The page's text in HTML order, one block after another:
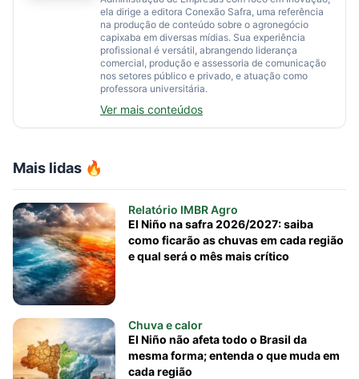
Mais lidas 🔥
Relatório IMBR Agro
El Niño na safra 2026/2027: saiba
como ficarão as chuvas em cada região
e qual será o mês mais crítico
Chuva e calor
El Niño não afeta todo o Brasil da
mesma forma; entenda o que muda em
cada região
ela dirige a editora Conexão Safra, uma referência
na produção de conteúdo sobre o agronegócio
capixaba em diversas mídias. Sua experiência
profissional é versátil, abrangendo liderança
comercial, produção e assessoria de comunicação
nos setores público e privado, e atuação como
professora universitária.
Ver mais conteúdos